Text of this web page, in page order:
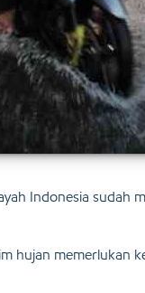
Indonesia sudah
hujan memerlukan